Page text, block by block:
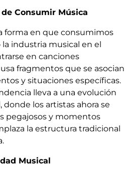
Consumir Música
forma en que consumimos
industria musical en el
en canciones
fragmentos que se asocian
y situaciones específicas.
lleva a una evolución
los artistas ahora se
pegajosos y momentos
la estructura tradicional
Musical